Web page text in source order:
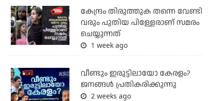
കേന്ദ്രം തിരുത്തുക തന്നെ വേണ്ടി
വരും പുതിയ പിള്ളേരാണ് സമരം
ചെയ്യുന്നത്
1 week ago
വീണ്ടും ഇരുട്ടിലായോ കേരളം?
ജനങ്ങൾ പ്രതികരിക്കുന്നു
2 weeks ago